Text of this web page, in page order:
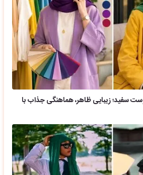
سفید؛ زیبایی ظاهر، هماهنگی جذاب با